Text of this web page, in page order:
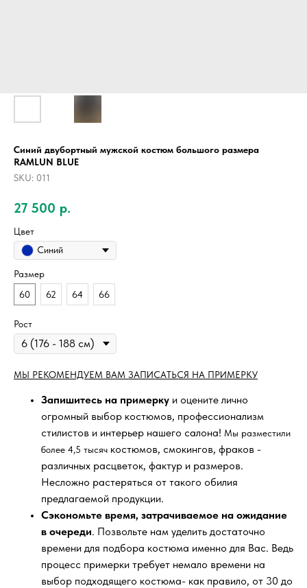
Синий двубортный мужской костюм большого размера
RAMLUN BLUE
SKU: 011
27 500 р.
Цвет
Синий
Размер
60
62 64 66
Рост
МЫ РЕКОМЕНДУЕМ ВАМ ЗАПИСАТЬСЯ НА ПРИМЕРКУ
Запишитесь на примерку и оцените лично
огромный выбор костюмов, профессионализм
стилистов и интерьер нашего салона! Мы разместили
более 4,5 тысяч костюмов, смокингов, фраков -
различных расцветок, фактур и размеров.
Несложно растеряться от такого обилия
предлагаемой продукции.
Сэкономьте время, затрачиваемое на ожидание
в очереди. Позвольте нам уделить достаточно
времени для подбора костюма именно для Вас. Ведь
процесс примерки требует немало времени на
выбор подходящего костюма- как правило, от 30 до